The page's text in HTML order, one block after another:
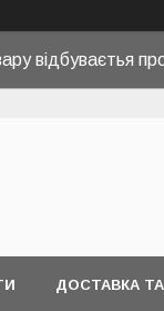
відбуваєтья
ДОСТАВКА